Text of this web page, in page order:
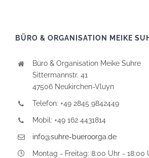
BÜRO & ORGANISATION MEIKE
Büro & Organisation Meike Suhre
Sittermannstr. 41
47506 Neukirchen-Vluyn
Telefon: +49 2845 9842449
Mobil: +49 162 4431814
info@suhre-bueroorga.de
Montag - Freitag: 8:00 Uhr - 18:00